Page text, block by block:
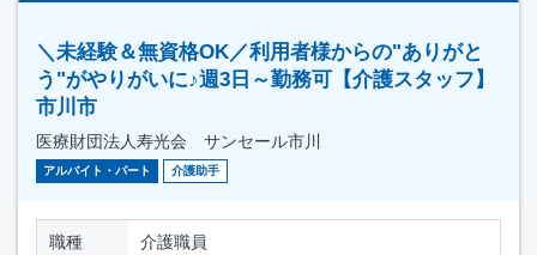
＼未経験＆無資格OK／利用者様からの"ありがと
う"がやりがいに♪週3日～勤務可【介護スタッフ】
市川市
医療財団法人寿光会 サンセール市川
アルバイト・パート 介護助手
職種 介護職員